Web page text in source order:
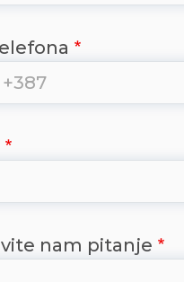
nam pitanje